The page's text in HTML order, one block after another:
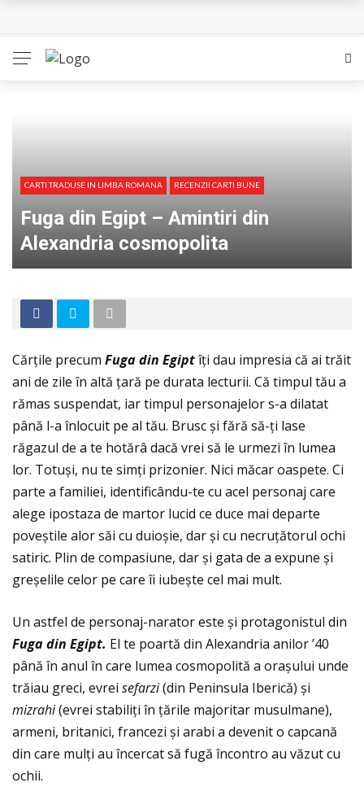
Bolla – O iubire interzisa din Pristina
CARTI TRADUSE IN LIMBA ROMANA RECENZII CARTI BUNE
Fuga din Egipt – Amintiri din
Alexandria cosmopolita
Cărţile precum Fuga din Egiptîţi dau impresia că ai trăit
ani de zile în altă ţară pe durata lecturii. Că timpul tău a
rămas suspendat, iar timpul personajelor s-a dilatat
până l-a înlocuit pe al tău. Brusc și fără să-ţi lase
răgazul de a te hotărâ dacă vrei să le urmezi în lumea
lor. Totuși, nu te simţi prizonier. Nici măcar oaspete. Ci
parte a familiei, identificându-te cu acel personaj care
alege ipostaza de martor lucid ce duce mai departe
poveștile alor săi cu duioșie, dar și cu necruţătorul ochi
satiric. Plin de compasiune, dar și gata de a expune și
greșelile celor pe care îi iubește cel mai mult.
Un astfel de personaj-narator este și protagonistul din
Fuga din Egipt. El te poartă din Alexandria anilor ’40
până în anul în care lumea cosmopolită a orașului unde
trăiau greci, evrei sefarzi(din Peninsula Iberică) și
mizrahi(evrei stabiliţi în ţările majoritar musulmane),
armeni, britanici, francezi și arabi a devenit o capcană
din care mulţi au încercat să fugă încontro au văzut cu
ochii.